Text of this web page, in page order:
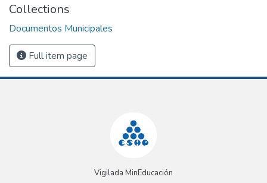
Collections
Documentos Municipales
Full item page
Vigilada MinEducación